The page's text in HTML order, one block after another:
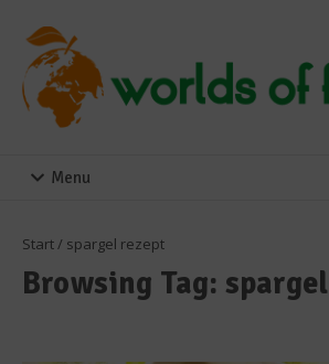
Menu
Start/ spargel rezept
Browsing Tag: